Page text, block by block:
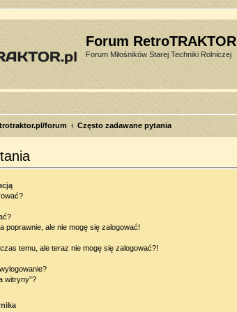
Forum RetroTRAKTOR
Forum Miłośników Starej Techniki Rolniczej
forum Często zadawane pytania
poprawnie, ale nie mogę się zalogować!
temu, ale teraz nie mogę się zalogować?!
witryny”?